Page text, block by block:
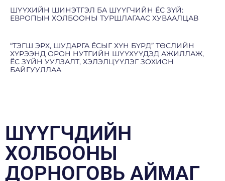
ШҮҮХИЙН ШИНЭТГЭЛ БА ШҮҮГЧИЙН ЁС ЗҮЙ:
ЕВРОПЫН ХОЛБООНЫ ТУРШЛАГААС ХУВААЛЦАВ
“ТЭГШ ЭРХ, ШУДАРГА ЁСЫГ ХҮН БҮРД” ТӨСЛИЙН
ХҮРЭЭНД ОРОН НУТГИЙН ШҮҮХҮҮДЭД АЖИЛЛАЖ,
ЁС ЗҮЙН УУЛЗАЛТ, ХЭЛЭЛЦҮҮЛЭГ ЗОХИОН
БАЙГУУЛЛАА
ШҮҮГЧДИЙН
ХОЛБООНЫ
ДОРНОГОВЬ АЙМАГ